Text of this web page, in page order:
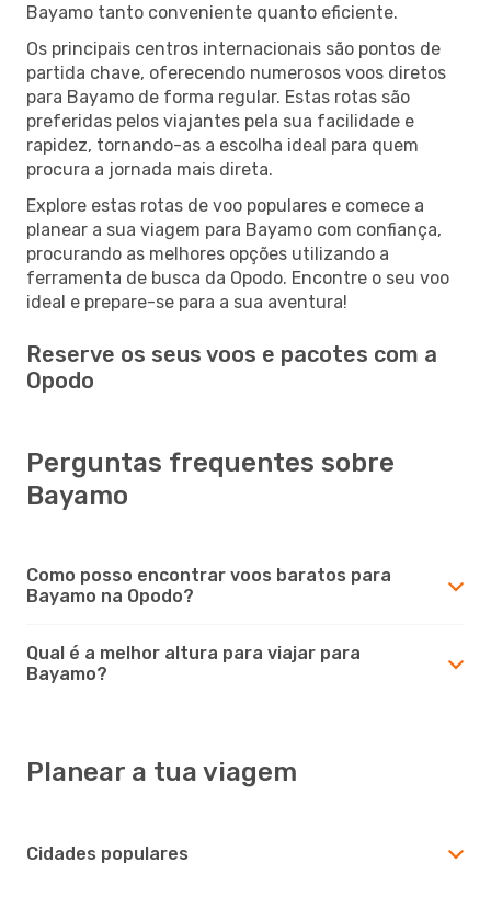
Bayamo tanto conveniente quanto eficiente.
Os principais centros internacionais são pontos de
partida chave, oferecendo numerosos voos diretos
para Bayamo de forma regular. Estas rotas são
preferidas pelos viajantes pela sua facilidade e
rapidez, tornando-as a escolha ideal para quem
procura a jornada mais direta.
Explore estas rotas de voo populares e comece a
planear a sua viagem para Bayamo com confiança,
procurando as melhores opções utilizando a
ferramenta de busca da Opodo. Encontre o seu voo
ideal e prepare-se para a sua aventura!
Reserve os seus voos e pacotes com a
Opodo
Perguntas frequentes sobre
Bayamo
Como posso encontrar voos baratos para
Bayamo na Opodo?
Qual é a melhor altura para viajar para
Bayamo?
Planear a tua viagem
Cidades populares